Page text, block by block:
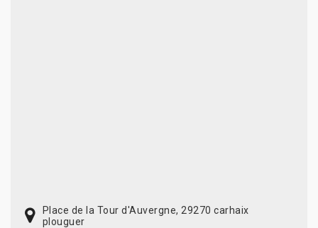
Place de la Tour d'Auvergne, 29270 carhaix
plouguer